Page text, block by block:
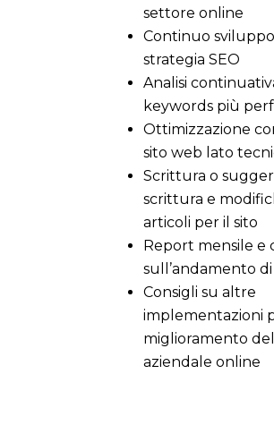
settore online
Continuo
strategia SEO
Analisi
keywords più
Ottimizzazione
sito web lato
Scrittura o
scrittura e
articoli per il sito
Report mensile e
sull’andamento
Consigli su altre
implementazioni
miglioramento
aziendale online